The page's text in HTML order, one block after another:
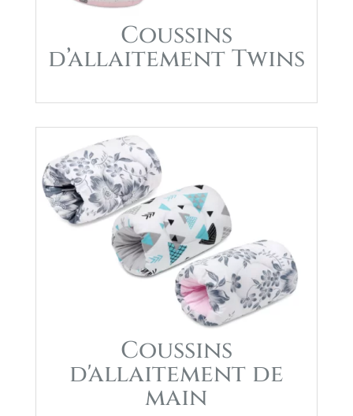
Coussins
d’allaitement Twins
Coussins
d'allaitement de
main